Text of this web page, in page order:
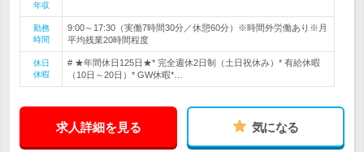
年収
勤務
時間
9:00～17:30（実働7時間30分／休憩60分）※時間外労働あり※月
平均残業20時間程度
休日
休暇
# ★年間休日125日★* 完全週休2日制（土日祝休み）* 有給休暇
（10日～20日）* GW休暇*…
求人詳細を見る 気になる